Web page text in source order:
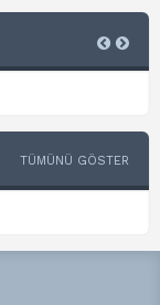
TÜMÜNÜ GÖSTER